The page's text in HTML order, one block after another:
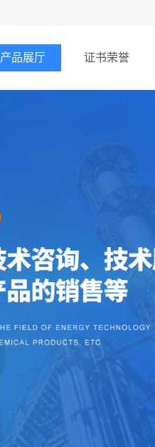
产品展厅 证书荣誉